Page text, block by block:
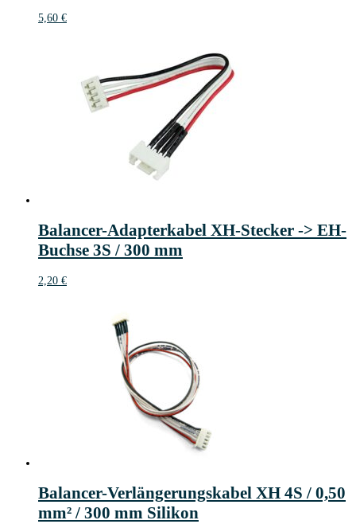
5,60 €
Balancer-Adapterkabel XH-Stecker -> EH-
Buchse 3S / 300 mm
2,20 €
Balancer-Verlängerungskabel XH 4S / 0,50
mm² / 300 mm Silikon